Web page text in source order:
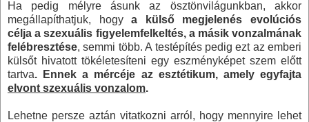
Ha pedig mélyre ásunk az ösztönvilágunkban, akkor
megállapíthatjuk, hogya külső megjelenés evolúciós
célja a szexuális figyelemfelkeltés, a másik vonzalmának
felébresztése, semmi több. A testépítés pedig ezt az emberi
külsőt hivatott tökéletesíteni egy eszményképet szem előtt
tartva. Ennek a mércéje az esztétikum, amely egyfajta
elvont szexuális vonzalom.
Lehetne persze aztán vitatkozni arról, hogy mennyire lehet